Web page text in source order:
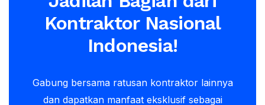
Kontraktor Nasional
Indonesia!
Gabung bersama ratusan kontraktor lainnya
dan dapatkan manfaat eksklusif sebagai